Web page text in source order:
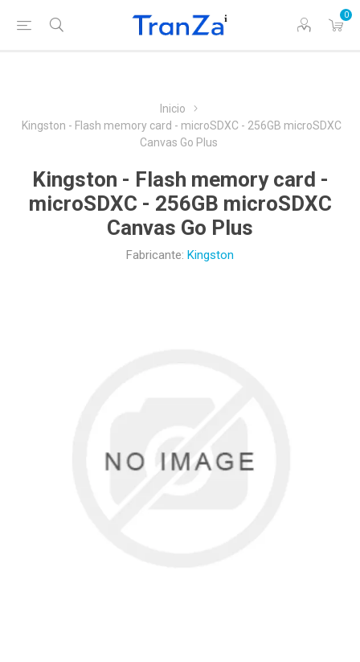
0
Inicio
Kingston - Flash memory card - microSDXC - 256GB microSDXC
Canvas Go Plus
Kingston - Flash memory card -
microSDXC - 256GB microSDXC
Canvas Go Plus
Fabricante: Kingston